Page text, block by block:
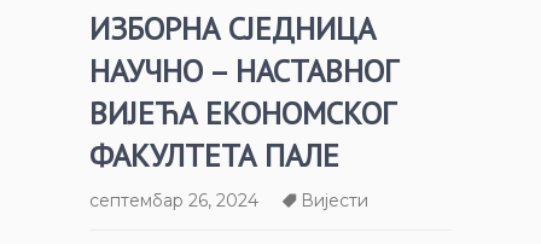
ИЗБОРНА СЈЕДНИЦА
НАУЧНО – НАСТАВНОГ
ВИЈЕЋА ЕКОНОМСКОГ
ФАКУЛТЕТА ПАЛЕ
септембар 26, 2024 Вијести